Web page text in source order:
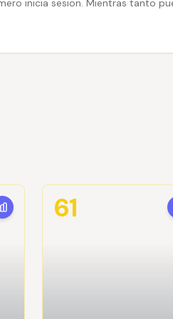
inicia sesion. Mientras tanto
61